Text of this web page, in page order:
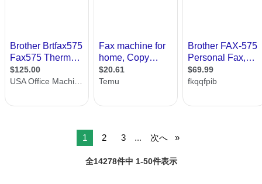
1 2 3 ... 次へ
全14278件中 1-50件表示